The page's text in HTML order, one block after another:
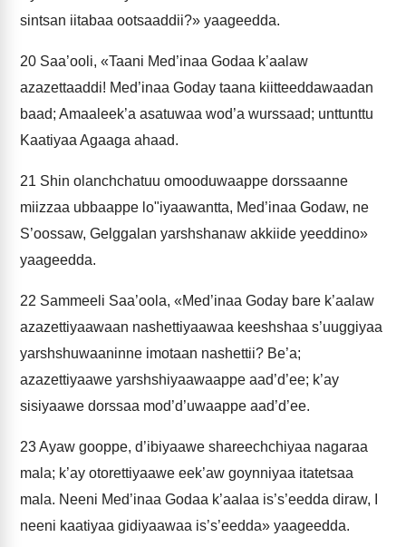
sintsan iitabaa ootsaaddii?» yaageedda.
20 Saa’ooli, «Taani Med’inaa Godaa k’aalaw
azazettaaddi! Med’inaa Goday taana kiitteeddawaadan
baad; Amaaleek’a asatuwaa wod’a wurssaad; unttunttu
Kaatiyaa Agaaga ahaad.
21 Shin olanchchatuu omooduwaappe dorssaanne
miizzaa ubbaappe lo"iyaawantta, Med’inaa Godaw, ne
S’oossaw, Gelggalan yarshshanaw akkiide yeeddino»
yaageedda.
22 Sammeeli Saa’oola, «Med’inaa Goday bare k’aalaw
azazettiyaawaan nashettiyaawaa keeshshaa s’uuggiyaa
yarshshuwaaninne imotaan nashettii? Be’a;
azazettiyaawe yarshshiyaawaappe aad’d’ee; k’ay
sisiyaawe dorssaa mod’d’uwaappe aad’d’ee.
23Ayaw gooppe, d’ibiyaawe shareechchiyaa nagaraa
mala; k’ay otorettiyaawe eek’aw goynniyaa itatetsaa
mala. Neeni Med’inaa Godaa k’aalaa is’s’eedda diraw, I
neeni kaatiyaa gidiyaawaa is’s’eedda» yaageedda.